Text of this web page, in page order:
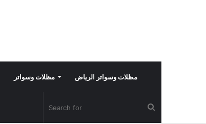
مظلات وسواتر مظلات وسواتر الرياض